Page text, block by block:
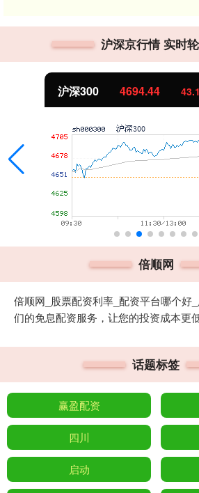
沪深京行情 实时
北证50
倍顺网
倍顺网_股票配资利率_配资平台哪个好
们的免息配资服务，让您的投资成本更
话题标签
赢盈配资
四川
启动